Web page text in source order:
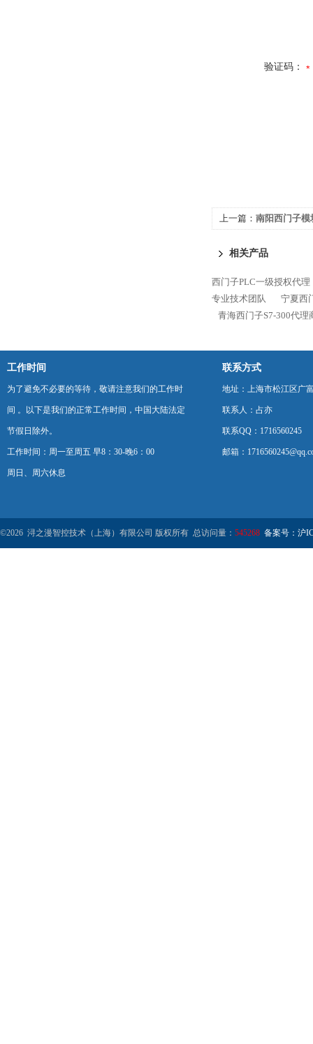
验证码：
上一篇： 南阳西门子模
相关产品
西门子PLC一级授权代理
专业技术团队
宁夏西
青海西门子S7-300代理
工作时间
为了避免不必要的等待，敬请注意我们的工作时
间 。以下是我们的正常工作时间，中国大陆法定
节假日除外。
工作时间：周一至周五 早8：30-晚6：00
周日、周六休息
联系方式
地址：上海市松江区广
联系人：占亦
联系QQ：1716560245
邮箱：
©2026 浔之漫智控技术（上海）有限公司 版权所有 总访问量： 545268 备案号：沪